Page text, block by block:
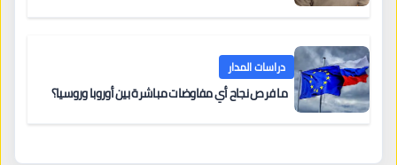
دراسات المدار
ما فرص نجاح أي مفاوضات مباشرة بين أوروبا وروسيا؟